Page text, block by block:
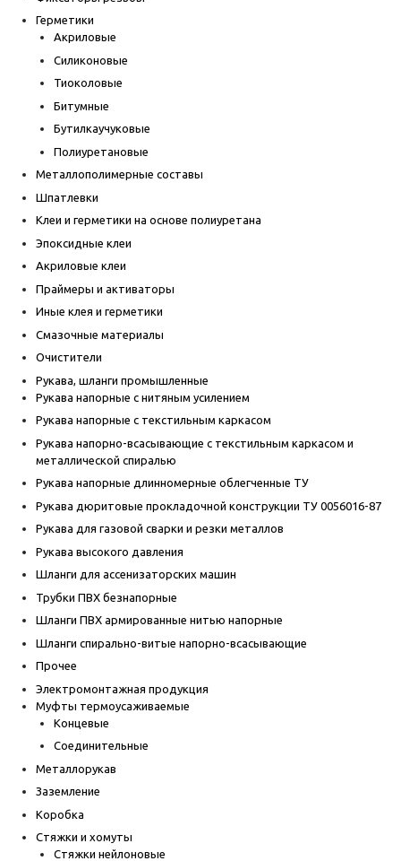
Герметики
Акриловые
Силиконовые
Тиоколовые
Битумные
Бутилкаучуковые
Полиуретановые
Металлополимерные составы
Шпатлевки
Клеи и герметики на основе полиуретана
Эпоксидные клеи
Акриловые клеи
Праймеры и активаторы
Иные клея и герметики
Смазочные материалы
Очистители
Рукава, шланги промышленные
Рукава напорные с нитяным усилением
Рукава напорные с текстильным каркасом
Рукава напорно-всасывающие с текстильным каркасом и
металлической спиралью
Рукава напорные длинномерные облегченные ТУ
Рукава дюритовые прокладочной конструкции ТУ 0056016-87
Рукава для газовой сварки и резки металлов
Рукава высокого давления
Шланги для ассенизаторских машин
Трубки ПВХ безнапорные
Шланги ПВХ армированные нитью напорные
Шланги спирально-витые напорно-всасывающие
Прочее
Электромонтажная продукция
Муфты термоусаживаемые
Концевые
Соединительные
Металлорукав
Заземление
Коробка
Стяжки и хомуты
Стяжки нейлоновые